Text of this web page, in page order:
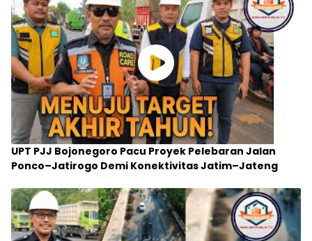
UPT PJJ Bojonegoro Pacu Proyek Pelebaran Jalan
Ponco–Jatirogo Demi Konektivitas Jatim–Jateng